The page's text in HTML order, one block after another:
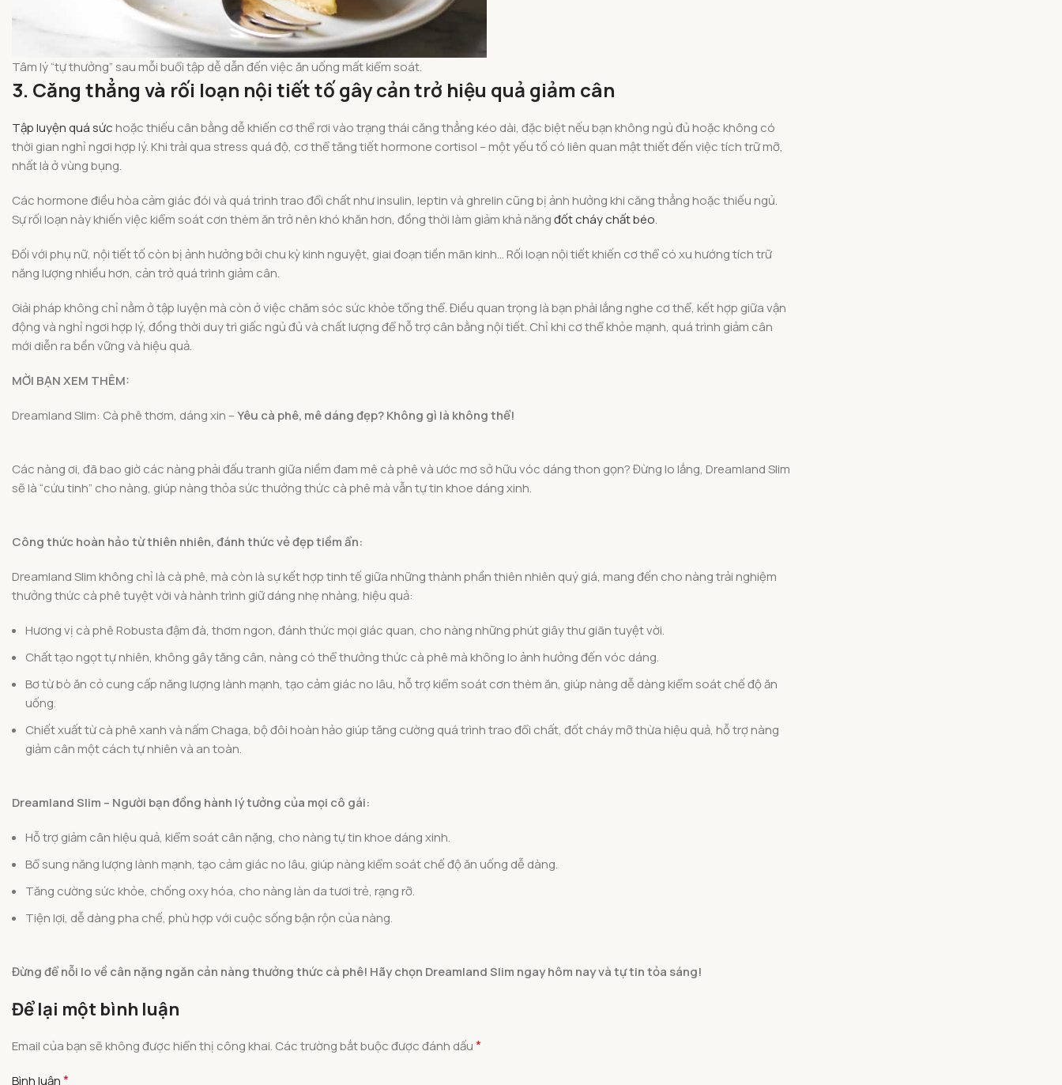
Tâm lý “tự thưởng” sau mỗi buổi tập dễ dẫn đến việc ăn uống mất kiểm soát.
3. Căng thẳng và rối loạn nội tiết tố gây cản trở hiệu quả giảm cân
Tập luyện quá sức hoặc thiếu cân bằng dễ khiến cơ thể rơi vào trạng thái căng thẳng kéo dài, đặc biệt nếu bạn không ngủ đủ hoặc không có
thời gian nghỉ ngơi hợp lý. Khi trải qua stress quá độ, cơ thể tăng tiết hormone cortisol – một yếu tố có liên quan mật thiết đến việc tích trữ mỡ,
nhất là ở vùng bụng.
Các hormone điều hòa cảm giác đói và quá trình trao đổi chất như insulin, leptin và ghrelin cũng bị ảnh hưởng khi căng thẳng hoặc thiếu ngủ.
Sự rối loạn này khiến việc kiểm soát cơn thèm ăn trở nên khó khăn hơn, đồng thời làm giảm khả năngđốt cháy chất béo.
Đối với phụ nữ, nội tiết tố còn bị ảnh hưởng bởi chu kỳ kinh nguyệt, giai đoạn tiền mãn kinh… Rối loạn nội tiết khiến cơ thể có xu hướng tích trữ
năng lượng nhiều hơn, cản trở quá trình giảm cân.
Giải pháp không chỉ nằm ở tập luyện mà còn ở việc chăm sóc sức khỏe tổng thể. Điều quan trọng là bạn phải lắng nghe cơ thể, kết hợp giữa vận
động và nghỉ ngơi hợp lý, đồng thời duy trì giấc ngủ đủ và chất lượng để hỗ trợ cân bằng nội tiết. Chỉ khi cơ thể khỏe mạnh, quá trình giảm cân
mới diễn ra bền vững và hiệu quả.
MỜI BẠN XEM THÊM:
Dreamland Slim: Cà phê thơm, dáng xin –Yêu cà phê, mê dáng đẹp? Không gì là không thể!
Các nàng ơi, đã bao giờ các nàng phải đấu tranh giữa niềm đam mê cà phê và ước mơ sở hữu vóc dáng thon gọn? Đừng lo lắng, Dreamland Slim
sẽ là “cứu tinh” cho nàng, giúp nàng thỏa sức thưởng thức cà phê mà vẫn tự tin khoe dáng xinh.
Công thức hoàn hảo từ thiên nhiên, đánh thức vẻ đẹp tiềm ẩn:
Dreamland Slim không chỉ là cà phê, mà còn là sự kết hợp tinh tế giữa những thành phần thiên nhiên quý giá, mang đến cho nàng trải nghiệm
thưởng thức cà phê tuyệt vời và hành trình giữ dáng nhẹ nhàng, hiệu quả:
Hương vị cà phê Robusta đậm đà, thơm ngon, đánh thức mọi giác quan, cho nàng những phút giây thư giãn tuyệt vời.
Chất tạo ngọt tự nhiên, không gây tăng cân, nàng có thể thưởng thức cà phê mà không lo ảnh hưởng đến vóc dáng.
Bơ từ bò ăn cỏ cung cấp năng lượng lành mạnh, tạo cảm giác no lâu, hỗ trợ kiểm soát cơn thèm ăn, giúp nàng dễ dàng kiểm soát chế độ ăn
uống.
Chiết xuất từ cà phê xanh và nấm Chaga, bộ đôi hoàn hảo giúp tăng cường quá trình trao đổi chất, đốt cháy mỡ thừa hiệu quả, hỗ trợ nàng
giảm cân một cách tự nhiên và an toàn.
Dreamland Slim – Người bạn đồng hành lý tưởng của mọi cô gái:
Hỗ trợ giảm cân hiệu quả, kiểm soát cân nặng, cho nàng tự tin khoe dáng xinh.
Bổ sung năng lượng lành mạnh, tạo cảm giác no lâu, giúp nàng kiểm soát chế độ ăn uống dễ dàng.
Tăng cường sức khỏe, chống oxy hóa, cho nàng làn da tươi trẻ, rạng rỡ.
Tiện lợi, dễ dàng pha chế, phù hợp với cuộc sống bận rộn của nàng.
Đừng để nỗi lo về cân nặng ngăn cản nàng thưởng thức cà phê! Hãy chọn Dreamland Slim ngay hôm nay và tự tin tỏa sáng!
Để lại một bình luận
Email của bạn sẽ không được hiển thị công khai. Các trường bắt buộc được đánh dấu*
Bình luận*